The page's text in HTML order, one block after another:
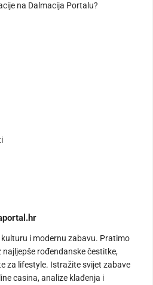
na Dalmacija Portalu?
i modernu zabavu. Pratimo
najljepše rođendanske čestitke,
za lifestyle. Istražite svijet zabave
casina, analize klađenja i